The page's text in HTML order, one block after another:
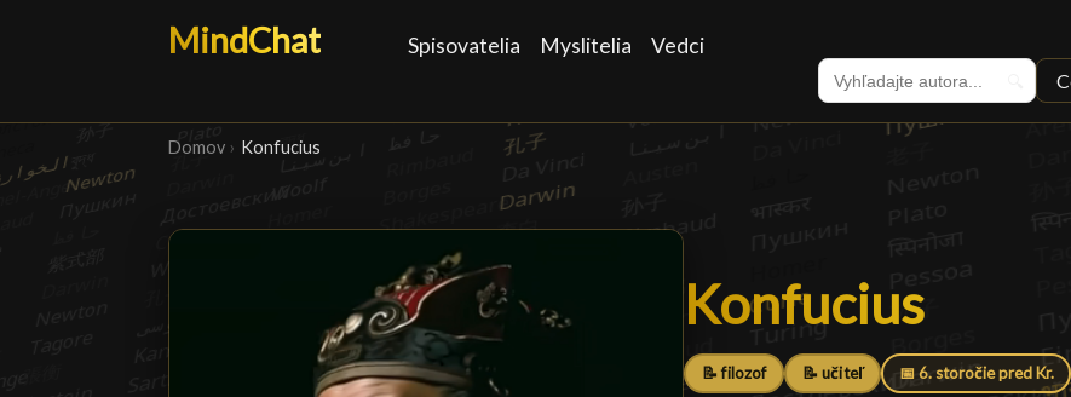
MindChat Spisovatelia Myslitelia Vedci
Domov › Konfucius
Konfucius
Konfucius
📝 filozof 📝 učiteľ 📅 6. storočie pred Kr.